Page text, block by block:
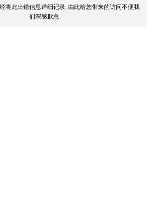
将此出错信息详细记录, 由此给您带来的访问不便我
们深感歉意.